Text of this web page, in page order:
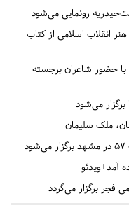
رونمایی می‌شود
انقلاب اسلامی از کتاب
حضور شاعران برجسته
می‌شود
ملک سلیمان
آمد+ویدئو
فجر برگزار می‌گردد